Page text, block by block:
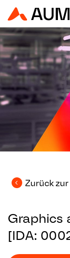
Zurück
Graphics
[IDA: